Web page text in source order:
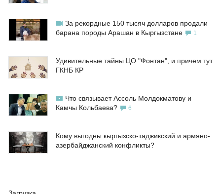
За рекордные 150 тысяч долларов продали
барана породы Арашан в Кыргызстане
1
Удивительные тайны ЦО "Фонтан", и причем тут
ГКНБ КР
Что связывает Ассоль Молдокматову и
Камчы Кольбаева?
6
Кому выгодны кыргызско-таджикский и армяно-
азербайджанский конфликты?